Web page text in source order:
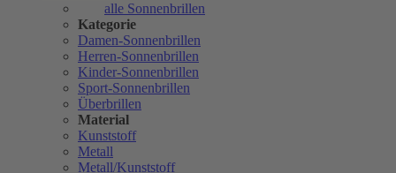
alle Sonnenbrillen
Kategorie
Damen-Sonnenbrillen
Herren-Sonnenbrillen
Kinder-Sonnenbrillen
Sport-Sonnenbrillen
Überbrillen
Material
Kunststoff
Metall
Metall/Kunststoff